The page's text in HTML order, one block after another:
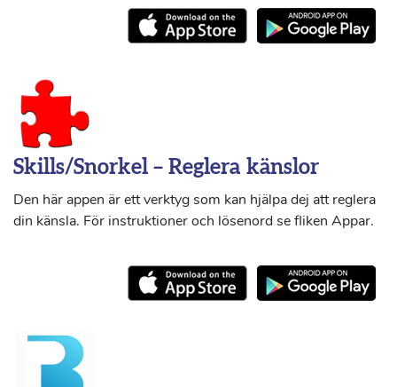
Skills/Snorkel – Reglera känslor
Den här appen är ett verktyg som kan hjälpa dej att reglera
din känsla. För instruktioner och lösenord se fliken Appar.